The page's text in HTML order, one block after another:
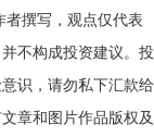
者撰写，观点仅代表
不构成投资建议。投
识，请勿私下汇款给
章和图片作品版权及